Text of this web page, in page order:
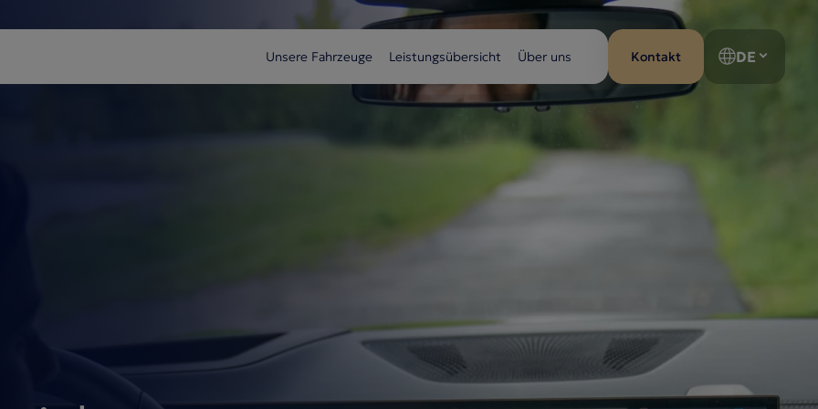
Unsere Fahrzeuge Leistungsübersicht Über uns Kontakt DE